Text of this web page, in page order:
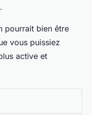
pourrait bien être
vous puissiez
active et